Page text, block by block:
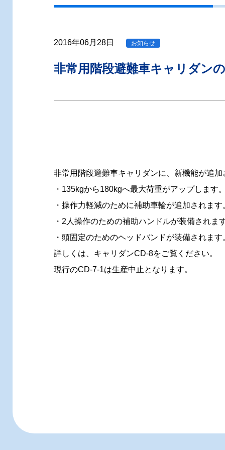
2016年06月28日 お知らせ
非常用階段避難車キャリダン
非常用階段避難車キャリダンに、新機能が追
・135kgから180kgへ最大荷重がアップします
・操作力軽減のために補助車輪が追加されます
・2人操作のための補助ハンドルが装備されま
・頭固定のためのヘッドバンドが装備されます
詳しくは、キャリダンCD-8をご覧ください。
現行のCD-7-1は生産中止となります。